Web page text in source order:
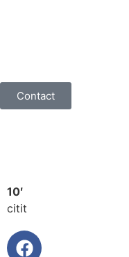
Contact
10′
citit